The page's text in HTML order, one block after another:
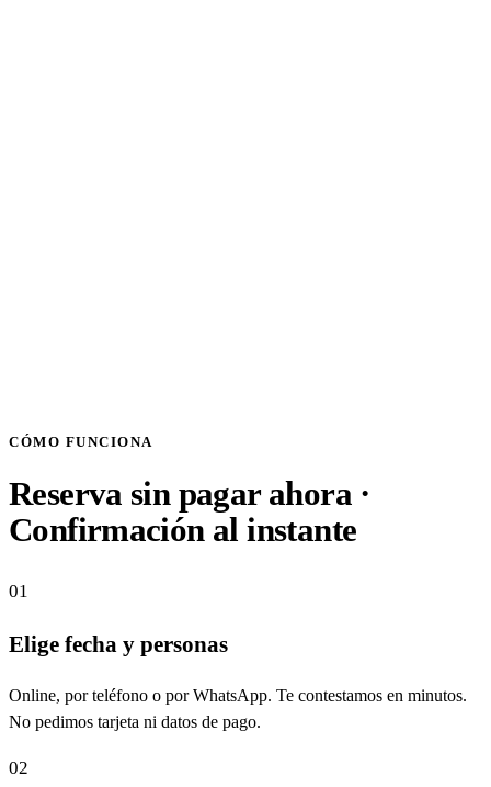
CÓMO FUNCIONA
Reserva sin pagar ahora ·
Confirmación al instante
01
Elige fecha y personas
Online, por teléfono o por WhatsApp. Te contestamos en minutos.
No pedimos tarjeta ni datos de pago.
02